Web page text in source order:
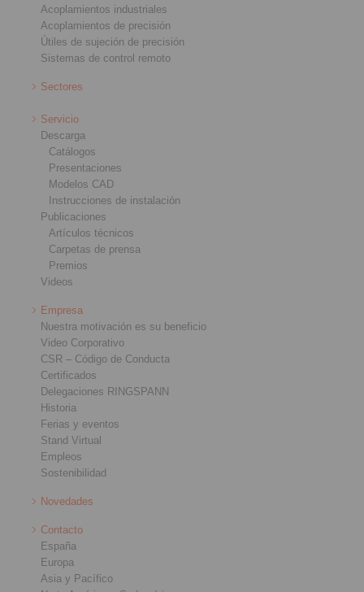
Acoplamientos industriales
Acoplamientos de precisión
Útiles de sujeción de precisión
Sistemas de control remoto
Sectores
Servicio
Descarga
Catálogos
Presentaciones
Modelos CAD
Instrucciones de instalación
Publicaciones
Artículos técnicos
Carpetas de prensa
Premios
Videos
Empresa
Nuestra motivación es su beneficio
Video Corporativo
CSR – Código de Conducta
Certificados
Delegaciones RINGSPANN
Historia
Ferias y eventos
Stand Virtual
Empleos
Sostenibilidad
Novedades
Contacto
España
Europa
Asia y Pacífico